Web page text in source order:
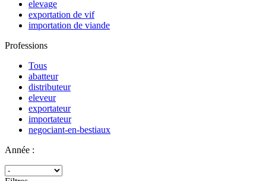
elevage
exportation de vif
importation de viande
Professions
Tous
abatteur
distributeur
eleveur
exportateur
importateur
negociant-en-bestiaux
Année :